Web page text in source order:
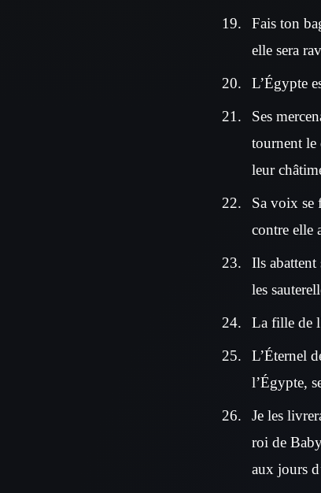
Fais ton
elle sera
L’Égypte
Ses
tournent le
leur
Sa voix se
contre elle
Ils
les
La fille de
L’Éternel
l’Égypte,
Je les
roi de
aux jours